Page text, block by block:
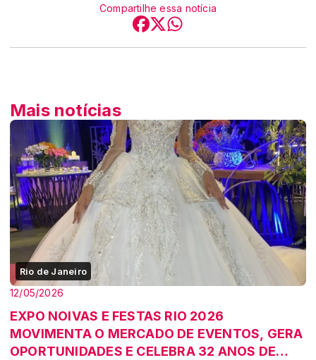
Compartilhe essa notícia
Mais notícias
Rio de Janeiro
12/05/2026
EXPO NOIVAS E FESTAS RIO 2026
MOVIMENTA O MERCADO DE EVENTOS, GERA
OPORTUNIDADES E CELEBRA 32 ANOS DE